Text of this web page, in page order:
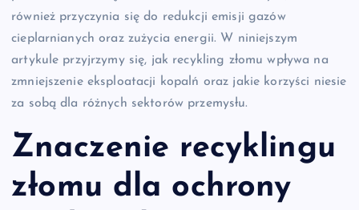
również przyczynia się do redukcji emisji gazów
cieplarnianych oraz zużycia energii. W niniejszym
artykule przyjrzymy się, jak recykling złomu wpływa na
zmniejszenie eksploatacji kopalń oraz jakie korzyści niesie
za sobą dla różnych sektorów przemysłu.
Znaczenie recyklingu
złomu dla ochrony